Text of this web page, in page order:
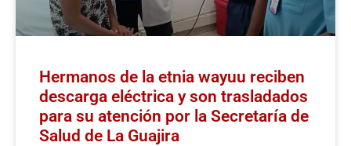
Hermanos de la etnia wayuu reciben
descarga eléctrica y son trasladados
para su atención por la Secretaría de
Salud de La Guajira